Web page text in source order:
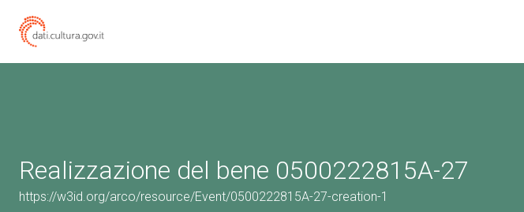
Realizzazione del bene 0500222815A-27
https://w3id.org/arco/resource/Event/0500222815A-27-creation-1